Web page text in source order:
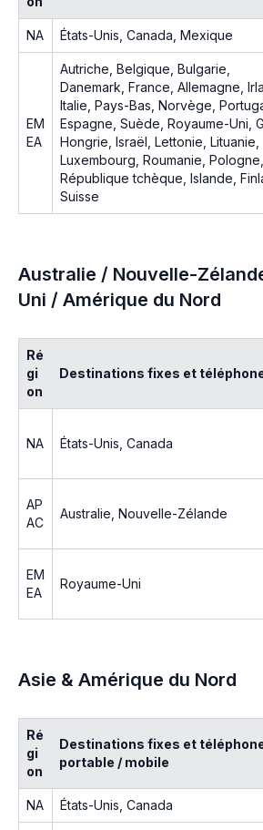
NA États-Unis, Canada, Mexique
EM
EA
Autriche, Belgique, Bulgarie,
Danemark, France, Allemagne,
Italie, Pays-Bas, Norvège,
Espagne, Suède, Royaume-Uni,
Hongrie, Israël, Lettonie, Lituanie,
Luxembourg, Roumanie, Pologne,
République tchèque, Islande,
Suisse
Australie / Nouvelle-
Uni / Amérique du Nord
Ré
gi
on
Destinations fixes et
NA États-Unis, Canada
AP
AC
Australie, Nouvelle-Zélande
EM
EA
Royaume-Uni
Asie & Amérique du Nord
Ré
gi
on
Destinations fixes et
portable / mobile
NA États-Unis, Canada